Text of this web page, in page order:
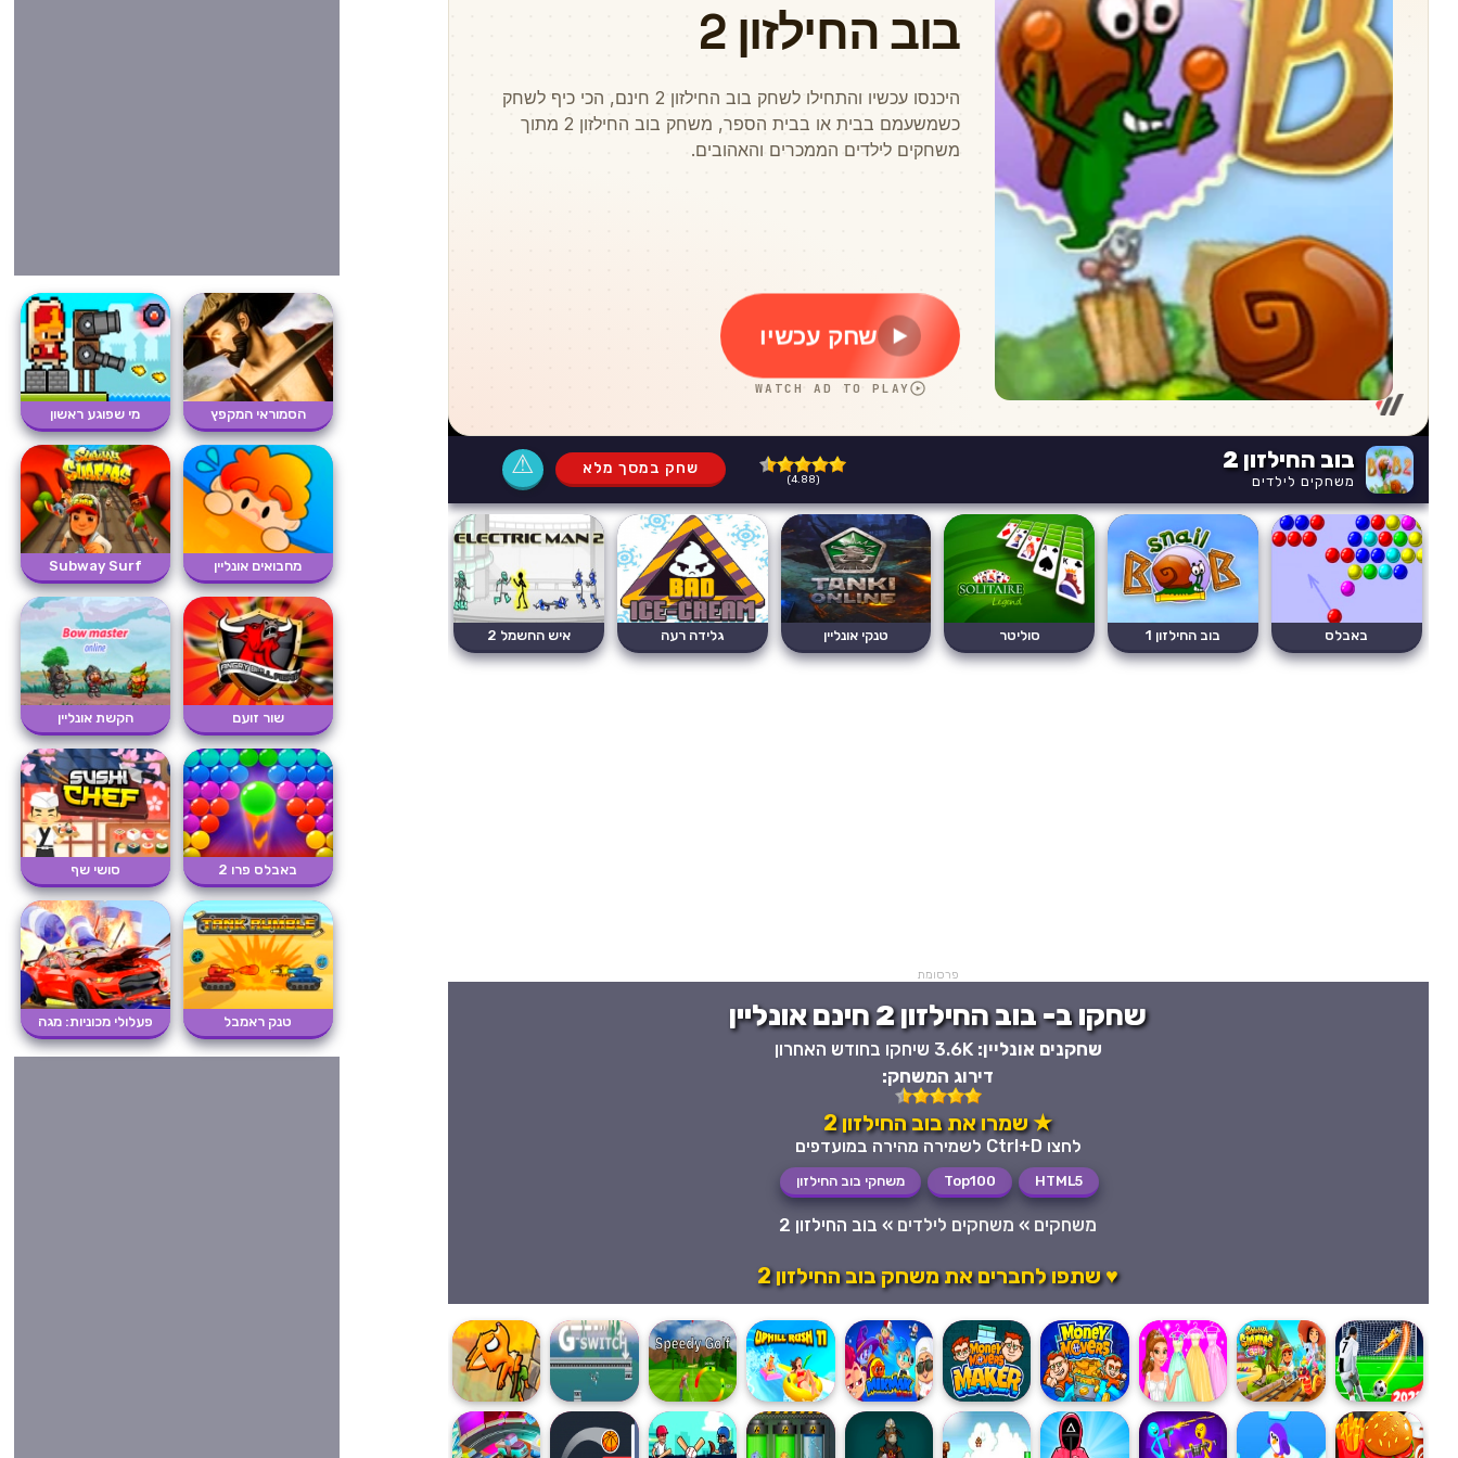
בוב החילזון 2
משחקים לילדים (4.88)
שחק במסך מלא ⚠
באבלס בוב החילזון 1 סוליטר טנקי אונליין גלידה רעה איש החשמל 2
פרסומת
שחקו ב- בוב החילזון 2 חינם אונליין
שחקנים אונליין:3.6K שיחקו בחודש האחרון
דירוג המשחק:
★ שמרו את בוב החילזון 2
לחצו Ctrl+D לשמירה מהירה במועדפים
HTML5
Top100 משחקי בוב החילזון
משחקים » משחקים לילדים » בוב החילזון 2
♥ שתפו לחברים את משחק בוב החילזון 2
הסמוראי המקפץ מי שפוגע ראשון
מחבואים אונליין Subway Surf
שור זועם הקשת אונליין
באבלס פרו 2 סושי שף
טנק ראמבל
פעלולי מכוניות: מגה
רמפו�...